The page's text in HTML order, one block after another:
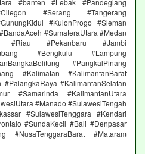
#banten #Lebak #Pandeglang
#Serang #Tangerang
#KulonProgo #Sleman
#SumateraUtara #Medan
#Riau #Pekanbaru #Jambi
#Bengkulu #Lampung
#PangkalPinang
#Kalimatan #KalimantanBarat
#PalangkaRaya #KalimantanSelatan
#Samarinda #KalimantanUtara
#Manado #SulawesiTengah
#SulawesiTenggara #Kendari
#SundaKecil #Bali #Denpasar
#NusaTenggaraBarat #Mataram